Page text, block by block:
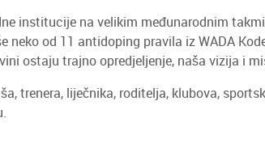
institucije na velikim međunarodnim
neko od 11 antidoping pravila iz WADA
ostaju trajno opredjeljenje, naša vizija i
trenera, liječnika, roditelja, klubova,